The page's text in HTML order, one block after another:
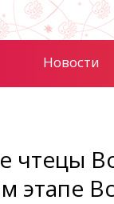
Новости
этапе